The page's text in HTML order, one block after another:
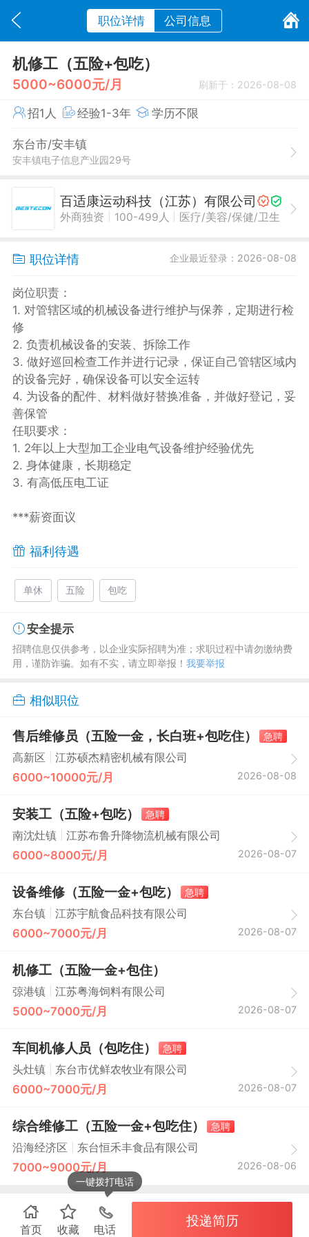
职位详情 公司信息
机修工（五险+包吃）
5000~6000元/月 刷新于：2026-08-08
招1人 经验1-3年 学历不限
东台市/安丰镇
安丰镇电子信息产业园29号
百适康运动科技（江苏）有限公司
外商独资 100-499人 医疗/美容/保健/卫生
职位详情 企业最近登录：2026-08-08
岗位职责：
1. 对管辖区域的机械设备进行维护与保养，定期进行检
修
2. 负责机械设备的安装、拆除工作
3. 做好巡回检查工作并进行记录，保证自己管辖区域内
的设备完好，确保设备可以安全运转
4. 为设备的配件、材料做好替换准备，并做好登记，妥
善保管
任职要求：
1. 2年以上大型加工企业电气设备维护经验优先
2. 身体健康，长期稳定
3. 有高低压电工证
***薪资面议
福利待遇
单休 五险 包吃
安全提示
招聘信息仅供参考，以企业实际招聘为准；求职过程中请勿缴纳费
用，谨防诈骗。如有不实，请立即举报！ 我要举报
相似职位
售后维修员（五险一金，长白班+包吃住）
急聘
高新区
江苏硕杰精密机械有限公司
6000~10000元/月 2026-08-08
安装工（五险+包吃）
急聘
南沈灶镇
江苏布鲁升降物流机械有限公司
6000~8000元/月 2026-08-07
设备维修（五险一金+包吃）
急聘
东台镇
江苏宇航食品科技有限公司
6000~7000元/月 2026-08-07
机修工（五险一金+包住）
弶港镇 江苏粤海饲料有限公司
5000~7000元/月 2026-08-07
车间机修人员（包吃住）
急聘
头灶镇
东台市优鲜农牧业有限公司
6000~7000元/月 2026-08-07
综合维修工（五险一金+包吃住）
急聘
沿海经济区
东台恒禾丰食品有限公司
7000~9000元/月 2026-08-06
首页 收藏 电话
一键拨打电话
投递简历